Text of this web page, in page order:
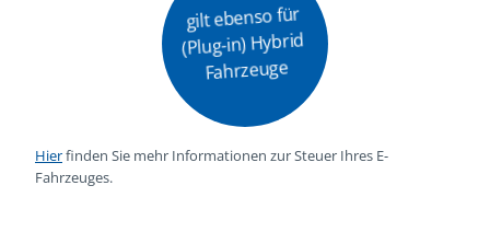
gilt ebenso für
(Plug-in) Hybrid
Fahrzeuge
Hierfinden Sie mehr Informationen zur Steuer Ihres E-
Fahrzeuges.